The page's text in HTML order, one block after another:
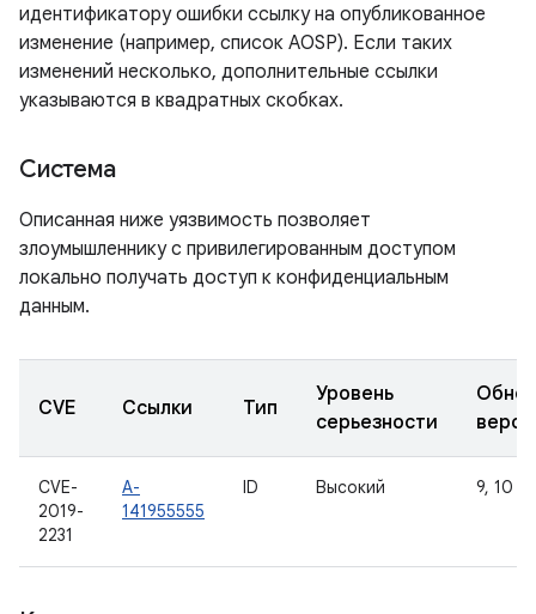
идентификатору ошибки ссылку на опубликованное
изменение (например, список AOSP). Если таких
изменений несколько, дополнительные ссылки
указываются в квадратных скобках.
Система
Описанная ниже уязвимость позволяет
злоумышленнику с привилегированным доступом
локально получать доступ к конфиденциальным
данным.
CVE Ссылки Тип
Уровень
серьезности
CVE-
2019-
2231
A-
141955555
ID Высокий 9, 10